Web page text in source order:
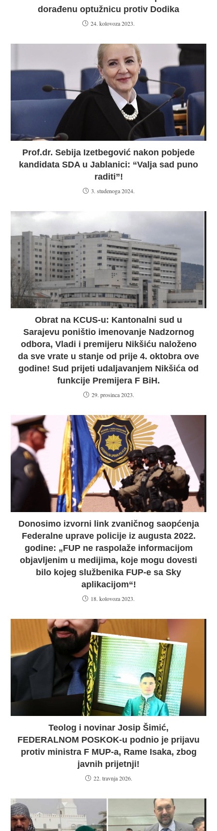
dorađenu optužnicu protiv Dodika
24. kolovoza 2023.
Prof.dr. Sebija Izetbegović nakon pobjede
kandidata SDA u Jablanici: “Valja sad puno
raditi”!
3. studenoga 2024.
Obrat na KCUS-u: Kantonalni sud u
Sarajevu poništio imenovanje Nadzornog
odbora, Vladi i premijeru Nikšiću naloženo
da sve vrate u stanje od prije 4. oktobra ove
godine! Sud prijeti udaljavanjem Nikšića od
funkcije Premijera F BiH.
29. prosinca 2023.
Donosimo izvorni link zvaničnog saopćenja
Federalne uprave policije iz augusta 2022.
godine: „FUP ne raspolaže informacijom
objavljenim u medijima, koje mogu dovesti
bilo kojeg službenika FUP-e sa Sky
aplikacijom“!
18. kolovoza 2023.
Teolog i novinar Josip Šimić,
FEDERALNOM POSKOK-u podnio je prijavu
protiv ministra F MUP-a, Rame Isaka, zbog
javnih prijetnji!
22. travnja 2026.